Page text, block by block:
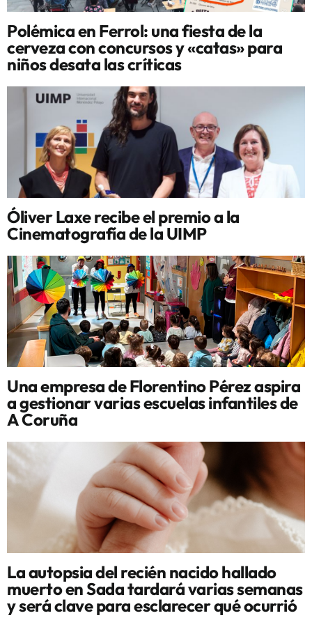
Polémica en Ferrol: una fiesta de la
cerveza con concursos y «catas» para
niños desata las críticas
Óliver Laxe recibe el premio a la
Cinematografía de la UIMP
Una empresa de Florentino Pérez aspira
a gestionar varias escuelas infantiles de
A Coruña
La autopsia del recién nacido hallado
muerto en Sada tardará varias semanas
y será clave para esclarecer qué ocurrió